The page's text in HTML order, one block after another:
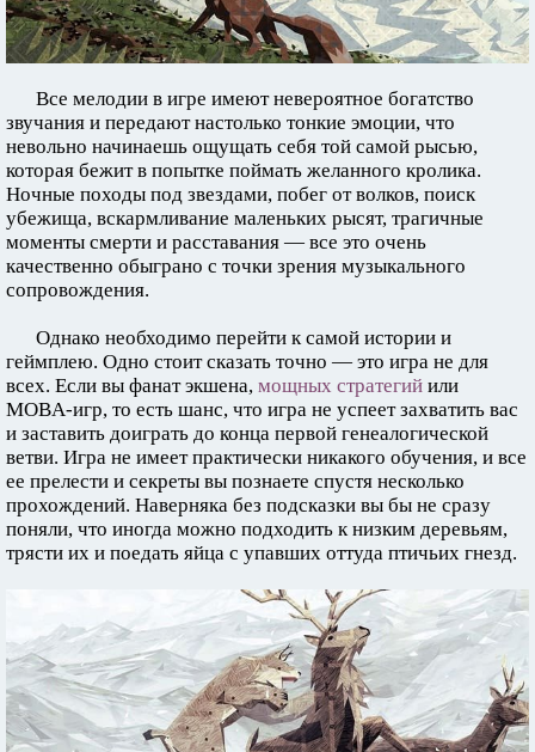
Все мелодии в игре имеют невероятное богатство
звучания и передают настолько тонкие эмоции, что
невольно начинаешь ощущать себя той самой рысью,
которая бежит в попытке поймать желанного кролика.
Ночные походы под звездами, побег от волков, поиск
убежища, вскармливание маленьких рысят, трагичные
моменты смерти и расставания — все это очень
качественно обыграно с точки зрения музыкального
сопровождения.
Однако необходимо перейти к самой истории и
геймплею. Одно стоит сказать точно — это игра не для
всех. Если вы фанат экшена, мощных стратегий или
MOBA-игр, то есть шанс, что игра не успеет захватить вас
и заставить доиграть до конца первой генеалогической
ветви. Игра не имеет практически никакого обучения, и все
ее прелести и секреты вы познаете спустя несколько
прохождений. Наверняка без подсказки вы бы не сразу
поняли, что иногда можно подходить к низким деревьям,
трясти их и поедать яйца с упавших оттуда птичьих гнезд.